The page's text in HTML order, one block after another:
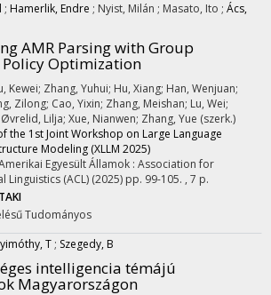
; Hamerlik, Endre ; Nyist, Milán ; Masato, Ito ; Ács,
AMR Parsing with Group
Policy Optimization
Kewei; Zhang, Yuhui; Hu, Xiang; Han, Wenjuan;
Zilong; Cao, Yixin; Zhang, Meishan; Lu, Wei;
Lilja; Xue, Nianwen; Zhang, Yue (szerk.)
the 1st Joint Workshop on Large Language
Modeling (XLLM 2025)
Egyesült Államok : Association for
Linguistics (ACL) (2025) pp. 99-105. , 7 p.
Tudományos
T ; Szegedy, B
intelligencia témájú
Magyarországon